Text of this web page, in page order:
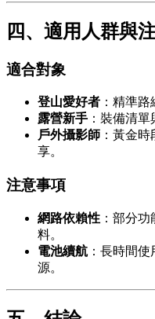
四、適用人群與
適合對象
登山愛好者 ：精準
露營新手 ：裝備清單
戶外攝影師 ：黃金
享。
注意事項
網路依賴性 ：部分
料。
電池續航 ：長時間
源。